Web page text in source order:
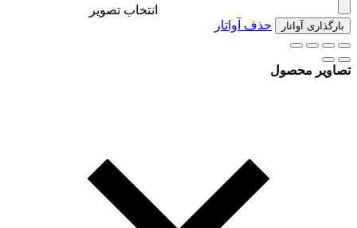
انتخاب تصویر
بارگذاری آواتار حذف آواتار
تصاویر محصول